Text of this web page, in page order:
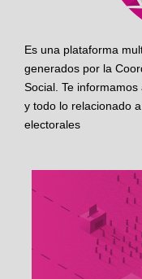
Es una plataforma
generados por la
Social. Te
y todo lo relacionado
electorales